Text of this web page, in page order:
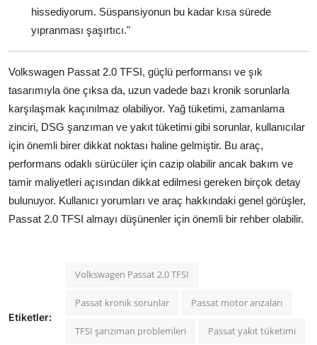
hissediyorum. Süspansiyonun bu kadar kısa sürede
yıpranması şaşırtıcı."
Volkswagen Passat 2.0 TFSI, güçlü performansı ve şık
tasarımıyla öne çıksa da, uzun vadede bazı kronik sorunlarla
karşılaşmak kaçınılmaz olabiliyor. Yağ tüketimi, zamanlama
zinciri, DSG şanzıman ve yakıt tüketimi gibi sorunlar, kullanıcılar
için önemli birer dikkat noktası haline gelmiştir. Bu araç,
performans odaklı sürücüler için cazip olabilir ancak bakım ve
tamir maliyetleri açısından dikkat edilmesi gereken birçok detay
bulunuyor. Kullanıcı yorumları ve araç hakkındaki genel görüşler,
Passat 2.0 TFSI almayı düşünenler için önemli bir rehber olabilir.
Etiketler:
Volkswagen Passat 2.0 TFSI
Passat kronik sorunlar Passat motor arızaları
TFSI şanzıman problemleri Passat yakıt tüketimi